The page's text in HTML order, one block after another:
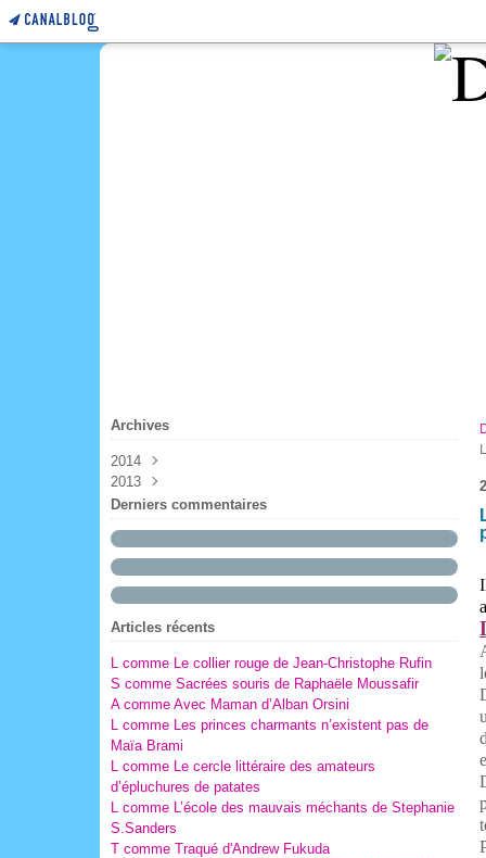
Archives
2014
Mars
Février(5)
2013
Novembre(3)
Octobre(2)
Septembre(4)
Juillet(10)
Derniers commentaires
Articles récents
L comme Le collier rouge de Jean-Christophe Rufin
S comme Sacrées souris de Raphaële Moussafir
A comme Avec Maman d’Alban Orsini
L comme Les princes charmants n’existent pas de
Maïa Brami
L comme Le cercle littéraire des amateurs
d’épluchures de patates
L comme L’école des mauvais méchants de Stephanie
S.Sanders
T comme Traqué d'Andrew Fukuda